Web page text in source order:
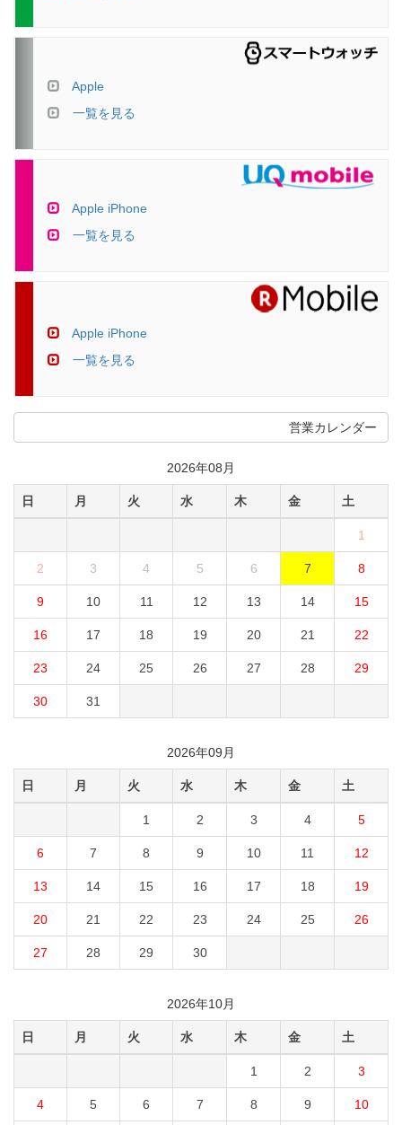
Apple
一覧を見る
Apple iPhone
一覧を見る
Apple iPhone
一覧を見る
営業カレンダー
2026年08月
日 月 火 水 木 金 土
1
2 3 4 5 6 7 8
9 10 11 12 13 14 15
16 17 18 19 20 21 22
23 24 25 26 27 28 29
30 31
2026年09月
日 月 火 水 木 金 土
1 2 3 4 5
6 7 8 9 10 11 12
13 14 15 16 17 18 19
20 21 22 23 24 25 26
27 28 29 30
2026年10月
日 月 火 水 木 金 土
1 2 3
4 5 6 7 8 9 10